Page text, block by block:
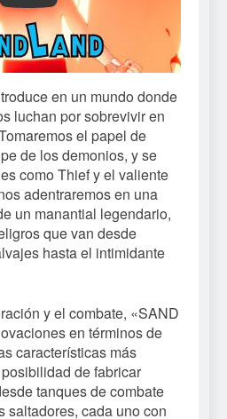
en un mundo donde
luchan por sobrevivir en
el papel de
de los demonios, y se
como Thief y el valiente
adentraremos en una
un manantial legendario,
que van desde
hasta el intimidante
y el combate, «SAND
en términos de
características más
de fabricar
tanques de combate
saltadores, cada uno con